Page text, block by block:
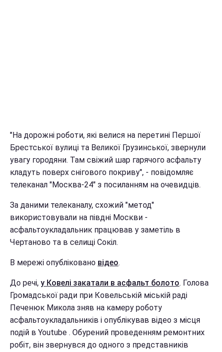
"На дорожні роботи, які велися на перетині Першої
Брестської вулиці та Великої Грузинської, звернули
увагу городяни. Там свіжий шар гарячого асфальту
кладуть поверх снігового покриву", - повідомляє
телеканал "Москва-24" з посиланням на очевидців.
За даними телеканалу, схожий "метод"
використовували на півдні Москви -
асфальтоукладальник працював у заметіль в
Чертаново та в селищі Сокіл.
В мережі опубліковано відео.
До речі, у Ковелі закатали в асфальт болото. Голова
Громадської ради при Ковельській міській раді
Печенюк Микола зняв на камеру роботу
асфальтоукладальників і опублікував відео з місця
подій в Youtube . Обурений проведенням ремонтних
робіт, він звернувся до одного з представників